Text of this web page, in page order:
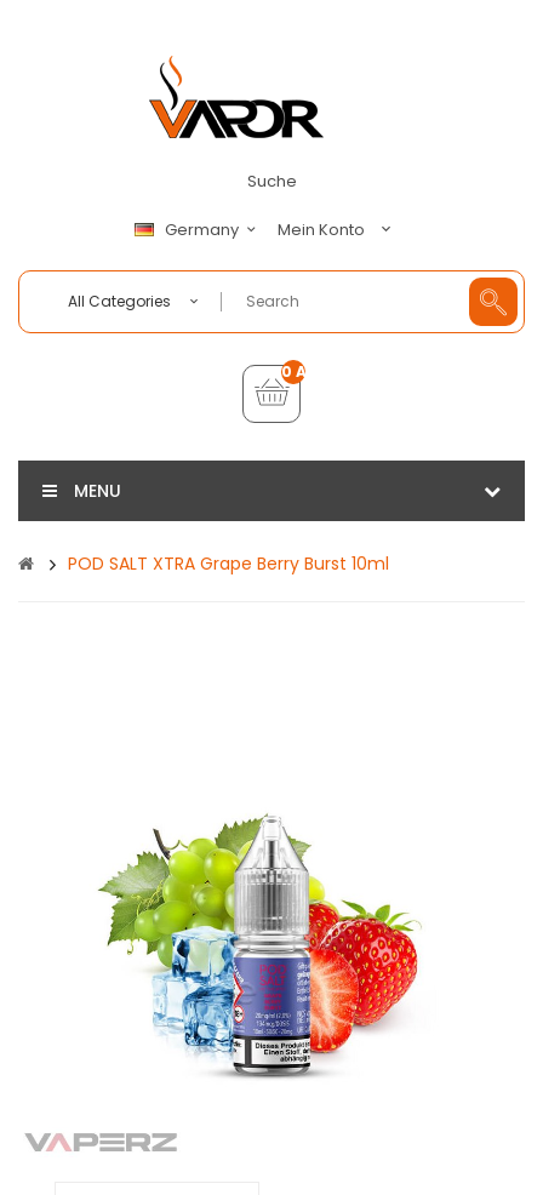
Suche
Germany Mein Konto
All Categories
0 Artikel - €0,00
MENU
POD SALT XTRA Grape Berry Burst 10ml